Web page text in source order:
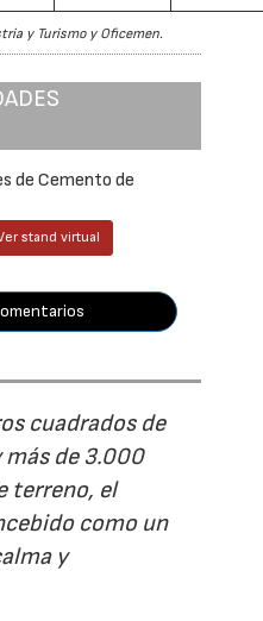
y Turismo y Oficemen.
de Cemento de
stand virtual
cuadrados de
de 3.000
terreno, el
como un
y